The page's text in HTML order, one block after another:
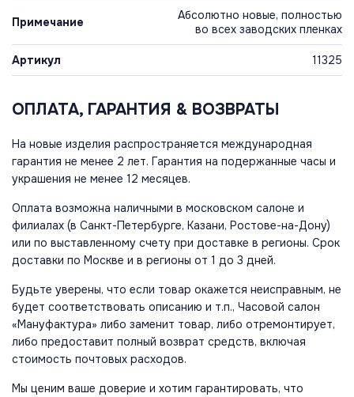
Примечание
Абсолютно новые, полностью
во всех заводских пленках
Артикул 11325
ОПЛАТА, ГАРАНТИЯ & ВОЗВРАТЫ
На новые изделия распространяется международная
гарантия не менее 2 лет. Гарантия на подержанные часы и
украшения не менее 12 месяцев.
Оплата возможна наличными в московском салоне и
филиалах (в Санкт-Петербурге, Казани, Ростове-на-Дону)
или по выставленному счету при доставке в регионы. Срок
доставки по Москве и в регионы от 1 до 3 дней.
Будьте уверены, что если товар окажется неисправным, не
будет соответствовать описанию и т.п., Часовой салон
«Мануфактура» либо заменит товар, либо отремонтирует,
либо предоставит полный возврат средств, включая
стоимость почтовых расходов.
Мы ценим ваше доверие и хотим гарантировать, что